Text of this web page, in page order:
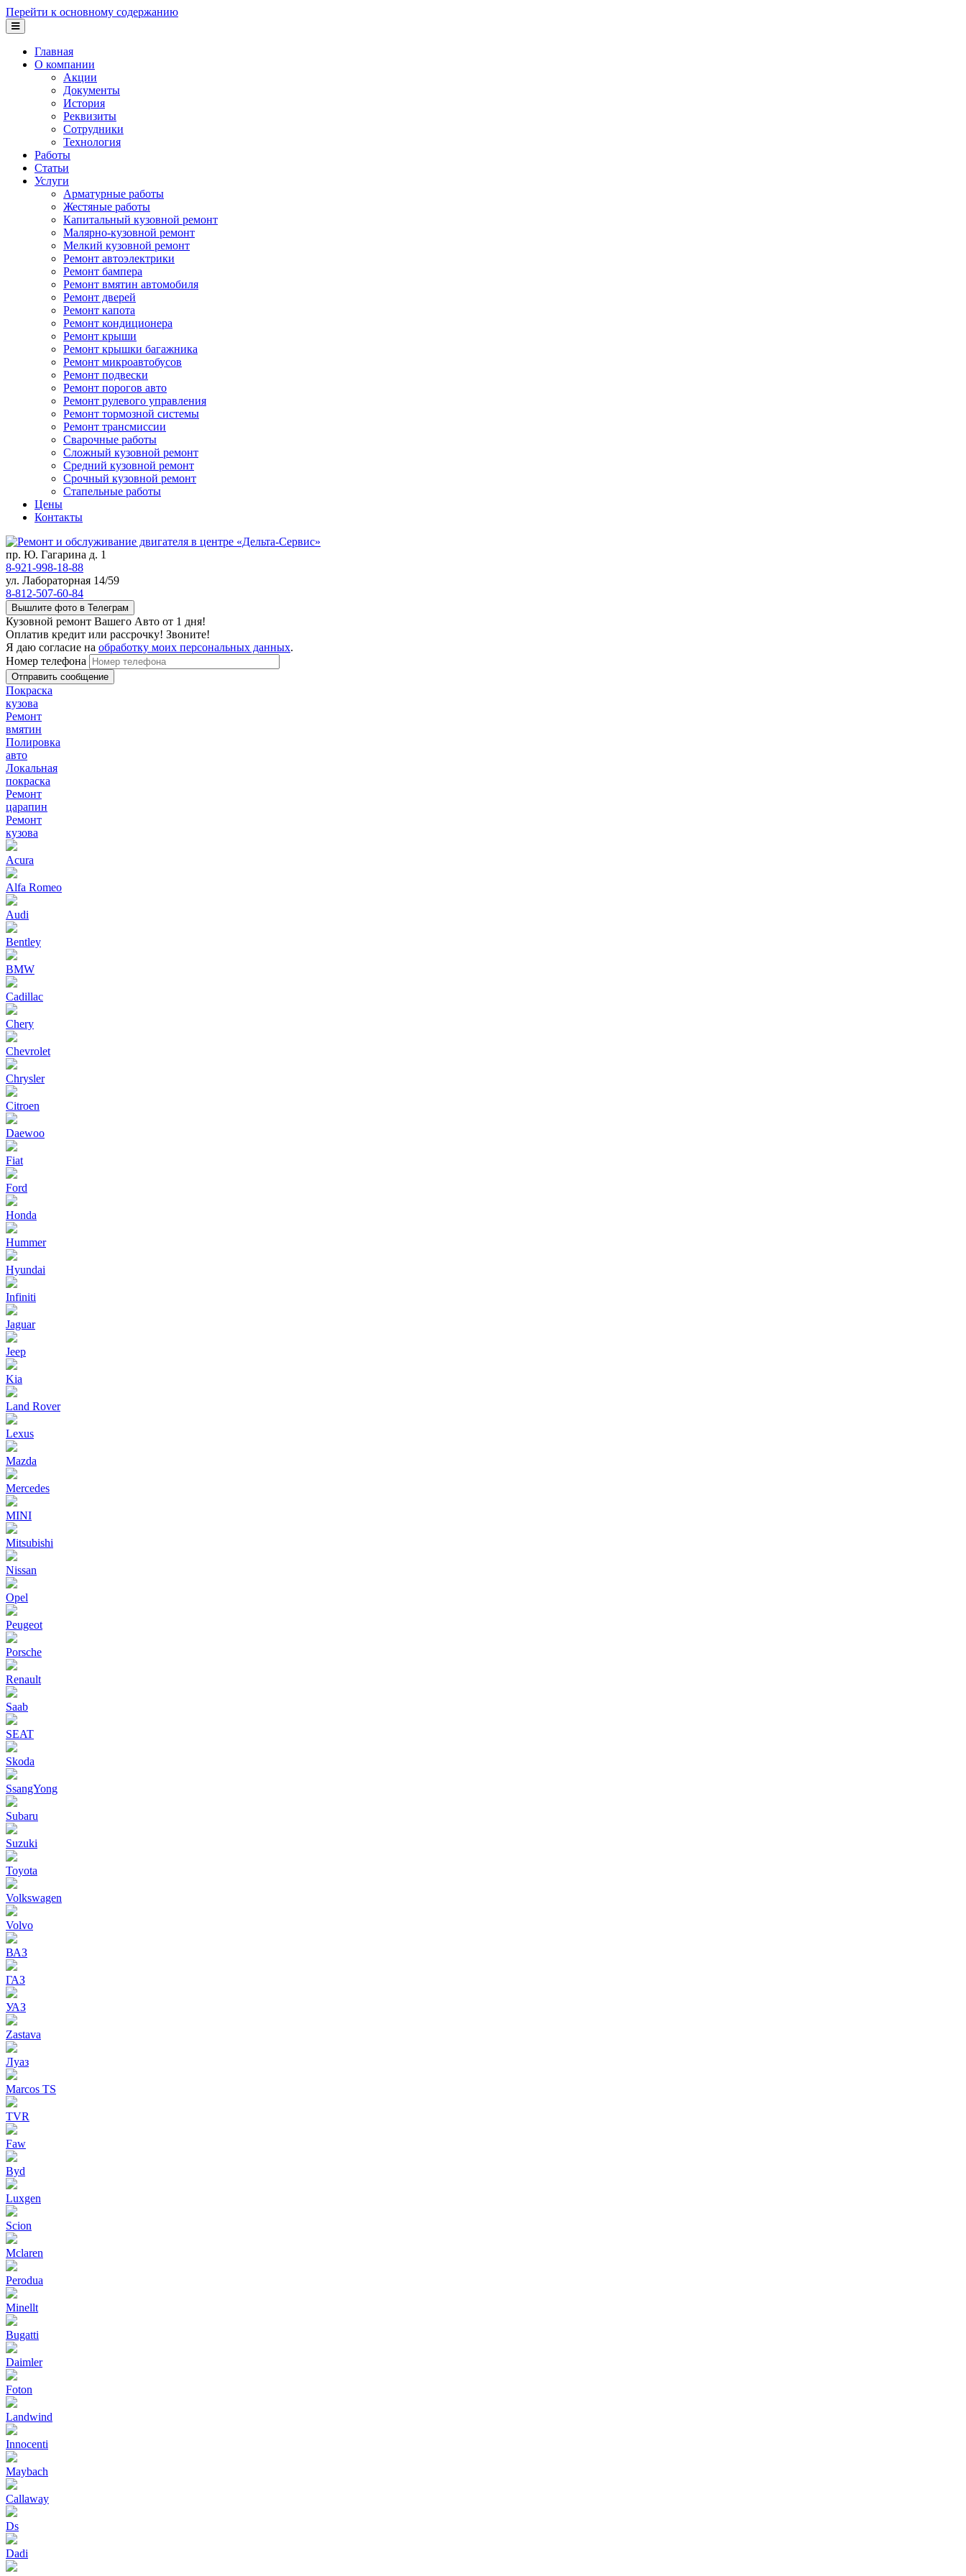
Перейти к основному содержанию
Главная
О компании
Акции
Документы
История
Реквизиты
Сотрудники
Технология
Работы
Статьи
Услуги
Арматурные работы
Жестяные работы
Капитальный кузовной ремонт
Малярно-кузовной ремонт
Мелкий кузовной ремонт
Ремонт автоэлектрики
Ремонт бампера
Ремонт вмятин автомобиля
Ремонт дверей
Ремонт капота
Ремонт кондиционера
Ремонт крыши
Ремонт крышки багажника
Ремонт микроавтобусов
Ремонт подвески
Ремонт порогов авто
Ремонт рулевого управления
Ремонт тормозной системы
Ремонт трансмиссии
Сварочные работы
Сложный кузовной ремонт
Средний кузовной ремонт
Срочный кузовной ремонт
Стапельные работы
Цены
Контакты
пр. Ю. Гагарина д. 1
8-921-998-18-88
ул. Лабораторная 14/59
8-812-507-60-84
Вышлите фото в Телеграм
Кузовной ремонт Вашего Авто от 1 дня!
Оплатив кредит или рассрочку! Звоните!
Я даю согласие на обработку моих персональных данных.
Номер телефона
Покраска
кузова
Ремонт
вмятин
Полировка
авто
Локальная
покраска
Ремонт
царапин
Ремонт
кузова
Acura
Alfa Romeo
Audi
Bentley
BMW
Cadillac
Chery
Chevrolet
Chrysler
Citroen
Daewoo
Fiat
Ford
Honda
Hummer
Hyundai
Infiniti
Jaguar
Jeep
Kia
Land Rover
Lexus
Mazda
Mercedes
MINI
Mitsubishi
Nissan
Opel
Peugeot
Porsche
Renault
Saab
SEAT
Skoda
SsangYong
Subaru
Suzuki
Toyota
Volkswagen
Volvo
ВАЗ
ГАЗ
УАЗ
Zastava
Луаз
Marcos TS
TVR
Faw
Byd
Luxgen
Scion
Mclaren
Perodua
Minellt
Bugatti
Daimler
Foton
Landwind
Innocenti
Maybach
Callaway
Ds
Dadi